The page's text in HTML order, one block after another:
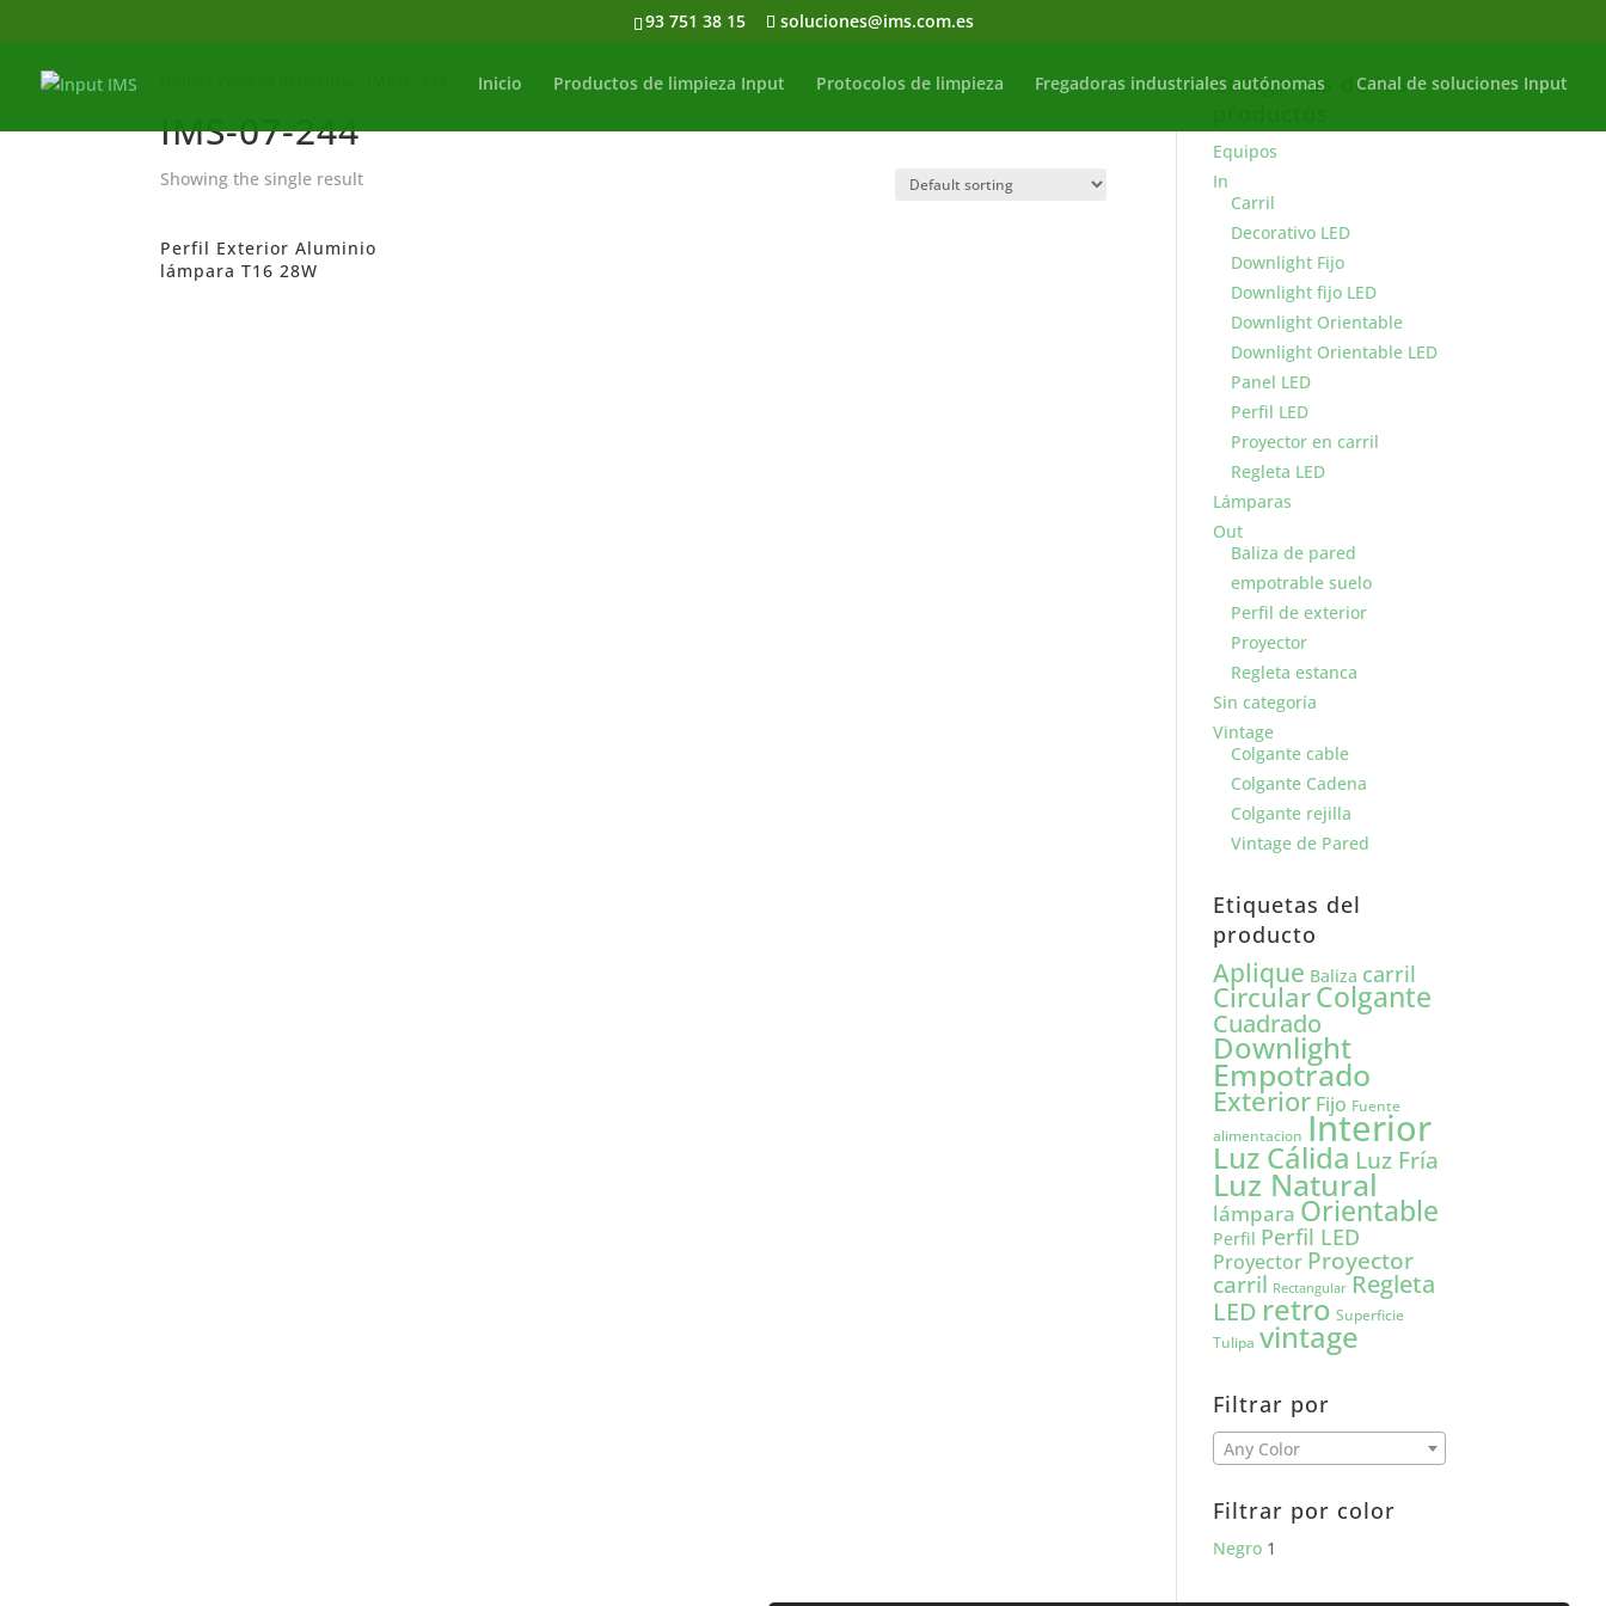
93 751 38 15 soluciones@ims.com.es
Inicio Productos de limpieza Input Protocolos de limpieza Fregadoras industriales autónomas Canal de soluciones Input
IMS-07-244
Showing the single result
Perfil Exterior Aluminio
lámpara T16 28W
Categorías de los
Equipos
In
Carril
Decorativo LED
Downlight Fijo
Downlight fijo LED
Downlight Orientable
Downlight Orientable LED
Panel LED
Perfil LED
Proyector en carril
Regleta LED
Lámparas
Out
Baliza de pared
empotrable suelo
Perfil de exterior
Proyector
Regleta estanca
Sin categoría
Vintage
Colgante cable
Colgante Cadena
Colgante rejilla
Vintage de Pared
Etiquetas del
producto
Aplique Baliza carril
CircularColgante
Cuadrado
Downlight
Empotrado
Exterior Fijo Fuente
alimentacion Interior
Luz Cálida Luz Fría
Luz Natural
lámpara Orientable
Perfil Perfil LED
Proyector Proyector
carril Rectangular Regleta
LED retro Superficie
Tulipa vintage
Filtrar por
Any Color
Filtrar por color
Negro 1